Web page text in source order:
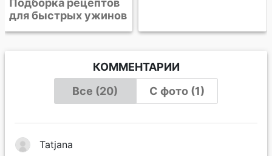
КОММЕНТАРИИ
Все (20)
С фото (1)
Tatjana